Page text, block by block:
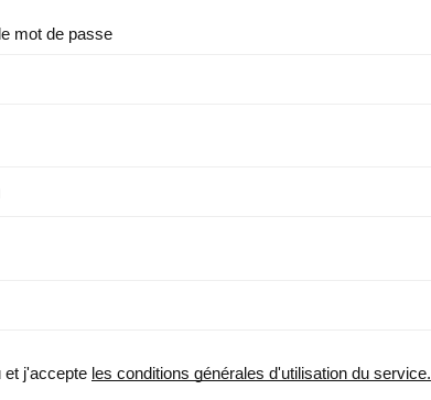
mot de passe
et j'accepte les conditions générales d'utilisation du service.